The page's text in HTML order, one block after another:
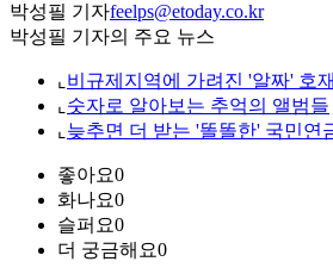
박성필 기자feelps@etoday.co.kr
박성필 기자의 주요 뉴스
⌞ 비규제지역에 가려진 '알짜' 호
⌞ 숫자로 알아보는 추억의 앨범들
⌞ 늦추면 더 받는 '똘똘한' 국민연
좋아요0
화나요0
슬퍼요0
더 궁금해요0